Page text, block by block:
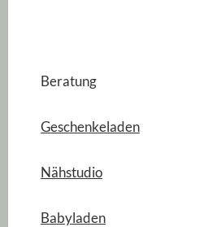
Beratung
Geschenkeladen
Nähstudio
Babyladen